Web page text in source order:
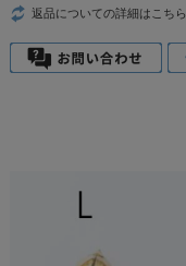
返品についての詳細はこちら